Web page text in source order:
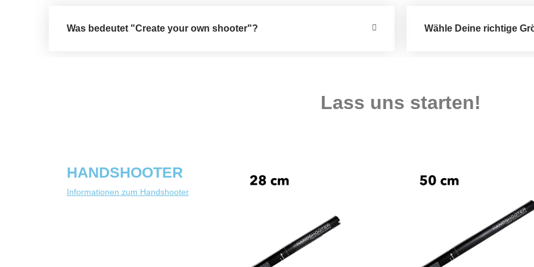
Was bedeutet "Create your own shooter"? Wähle Deine richtige
Lass uns starten!
HANDSHOOTER
Informationen zum Handshooter